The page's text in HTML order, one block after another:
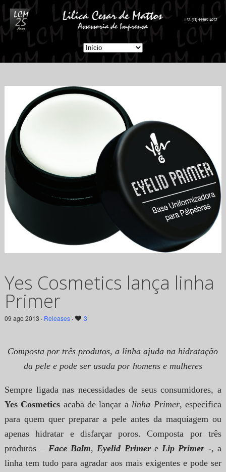
Yes Cosmetics lança linha
Primer
09 ago 2013 · Releases· 3
Composta por três produtos, a linha ajuda na hidratação
da pele e pode ser usada por homens e mulheres
Sempre ligada nas necessidades de seus consumidores, a
Yes Cosmetics acaba de lançar a linha Primer, específica
para quem quer preparar a pele antes da maquiagem ou
apenas hidratar e disfarçar poros.Composta por três
produtos – Face Balm,Eyelid PrimereLip Primer -, a
linha tem tudo para agradar aos mais exigentes e pode ser